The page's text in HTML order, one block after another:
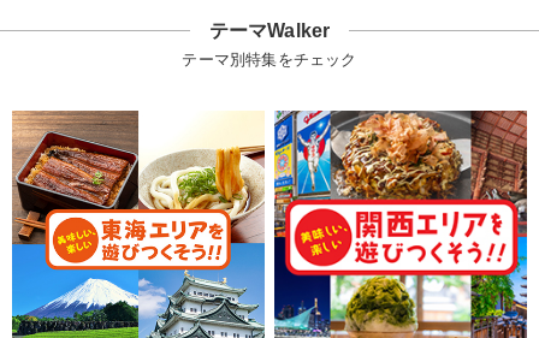
テーマWalker
テーマ別特集をチェック